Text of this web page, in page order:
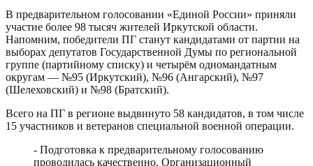
В предварительном голосовании «Единой России» приняли
участие более 98 тысяч жителей Иркутской области.
Напомним, победители ПГ станут кандидатами от партии на
выборах депутатов Государственной Думы по региональной
группе (партийному списку) и четырём одномандатным
округам — №95 (Иркутский), №96 (Ангарский), №97
(Шелеховский) и №98 (Братский).
Всего на ПГ в регионе выдвинуто 58 кандидатов, в том числе
15 участников и ветеранов специальной военной операции.
- Подготовка к предварительному голосованию
проводилась качественно. Организационный